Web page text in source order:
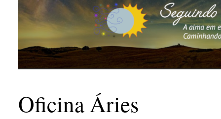
Oficina Áries